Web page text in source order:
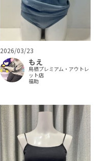
2026/03/23
もえ
鳥栖プレミアム・アウトレ
ット店
福助